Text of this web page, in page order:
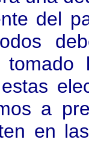
del
a
en